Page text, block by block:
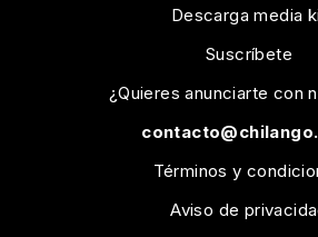
Descarga media
Suscríbete
¿Quieres anunciarte con
Términos y
Aviso de